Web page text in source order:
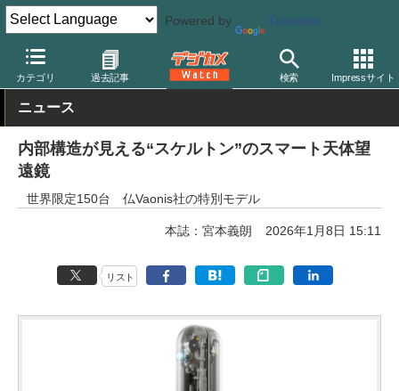
Powered by Translate
カテゴリ 過去記事 検索 Impressサイト
デジカメ Watch 撮影用品 双眼鏡/望遠鏡
ニュース
内部構造が見える“スケルトン”のスマート天体望
遠鏡
世界限定150台 仏Vaonis社の特別モデル
本誌：宮本義朗 2026年1月8日 15:11
リスト